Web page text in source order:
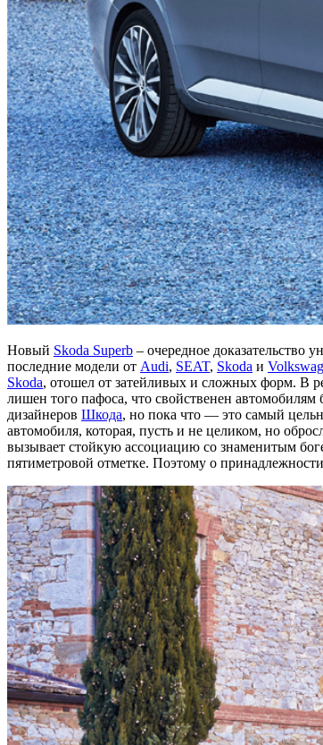
Новый Skoda Superb – очередное доказательство
последние модели от Audi, SEAT, Skoda и
Skoda, отошел от затейливых и сложных форм. В
лишен того пафоса, что свойственен автомобилям
дизайнеров Шкода, но пока что — это самый
автомобиля, которая, пусть и не целиком, но
вызывает стойкую ассоциацию со знаменитым
пятиметровой отметке. Поэтому о